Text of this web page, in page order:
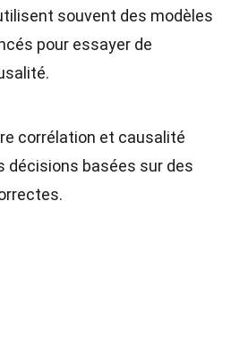
souvent des modèles
pour essayer de
corrélation et causalité
décisions basées sur des